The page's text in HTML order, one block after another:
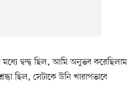
দ্বন্দ্ব ছিল, আমি অনুভব করেছিলাম
ছিল, সেটাকে উনি খারাপভাবে